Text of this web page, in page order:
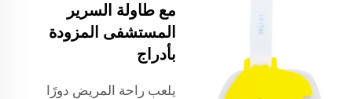
مع طاولة السرير
المستشفى المزودة
بأدراج
يلعب راحة المريض دورًا